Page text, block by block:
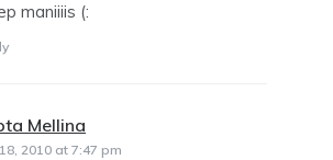
maniiiis (:
Mellina
18, 2010 at 7:47 pm